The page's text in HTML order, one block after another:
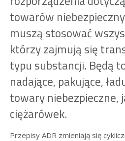
towarów
muszą stosować
którzy zajmują się
typu substancji. Będą
nadające, pakujące,
towary niebezpieczne,
ciężarówek.
Przepisy ADR zmieniają się